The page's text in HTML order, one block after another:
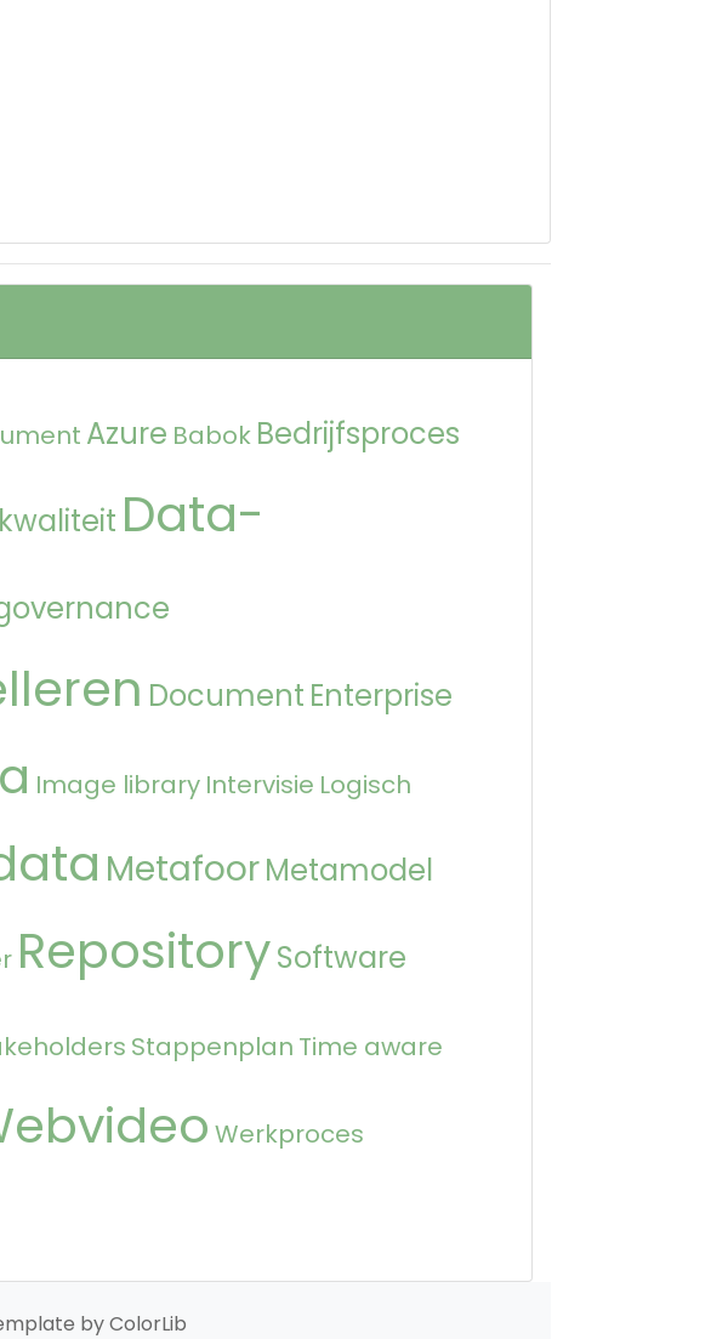
Azure Babok Bedrijfsproces
Data-
Document Enterprise
Image library Intervisie Logisch
MetafoorMetamodel
RepositorySoftware
Stappenplan Time aware
Werkproces
by ColorLib